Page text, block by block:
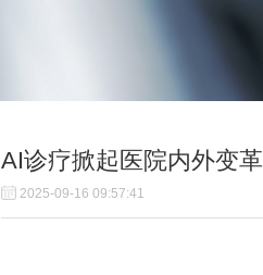
AI诊疗掀起医院内外变革
2025-09-16 09:57:41